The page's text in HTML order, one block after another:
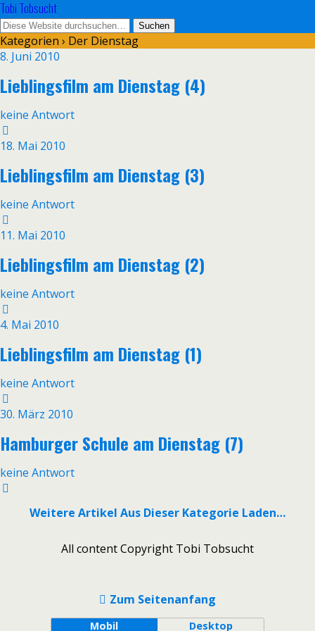
Tobi Tobsucht
Kategorien › Der Dienstag
8. Juni 2010
Lieblingsfilm am Dienstag (4)
keine Antwort
18. Mai 2010
Lieblingsfilm am Dienstag (3)
keine Antwort
11. Mai 2010
Lieblingsfilm am Dienstag (2)
keine Antwort
4. Mai 2010
Lieblingsfilm am Dienstag (1)
keine Antwort
30. März 2010
Hamburger Schule am Dienstag (7)
keine Antwort
Weitere Artikel Aus Dieser Kategorie Laden…
All content Copyright Tobi Tobsucht
Zum Seitenanfang
Mobil Desktop